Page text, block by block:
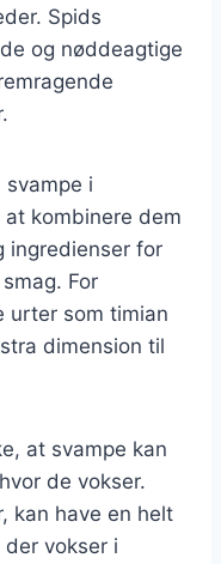
Spids
og nøddeagtige
i
kombinere dem
ingredienser for
For
urter som timian
dimension til
at svampe kan
de vokser.
kan have en helt
vokser i